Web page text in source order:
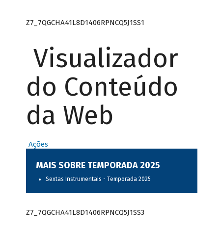
Z7_7QGCHA41L8D1406RPNCQ5J1SS1
Visualizador
do Conteúdo
da Web
Ações
MAIS SOBRE TEMPORADA 2025
Sextas Instrumentais - Temporada 2025
Z7_7QGCHA41L8D1406RPNCQ5J1SS3